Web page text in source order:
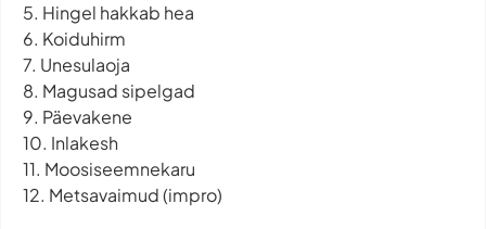
5. Hingel hakkab hea
6. Koiduhirm
7. Unesulaoja
8. Magusad sipelgad
9. Päevakene
10. Inlakesh
11. Moosiseemnekaru
12. Metsavaimud (impro)